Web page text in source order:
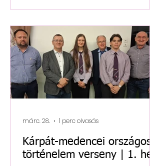
videót kellett készíteniük a
kik ők és miért szeretik az angol
nyelvet, majd ezt beküldeni a
központnak. A második fordulóban,
februárban, a diákoknak az ECL
felületén online kellett hallásértési
és olvasási feladatokat meg
Kárpát-medencei országos
történelem verseny | 1. hely
márc. 28. 1 perc olvasás